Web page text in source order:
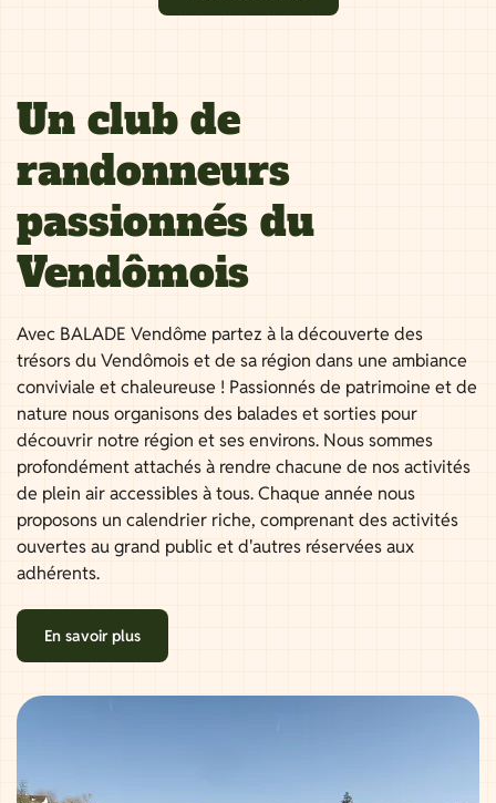
Un club de
randonneurs
passionnés du
Vendômois
Avec BALADE Vendôme partez à la découverte des
trésors du Vendômois et de sa région dans une ambiance
conviviale et chaleureuse ! Passionnés de patrimoine et de
nature nous organisons des balades et sorties pour
découvrir notre région et ses environs. Nous sommes
profondément attachés à rendre chacune de nos activités
de plein air accessibles à tous. Chaque année nous
proposons un calendrier riche, comprenant des activités
ouvertes au grand public et d'autres réservées aux
adhérents.
En savoir plus